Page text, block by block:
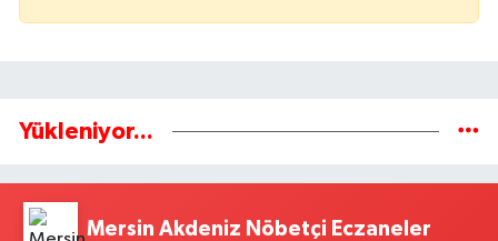
Yükleniyor...
Mersin Akdeniz Nöbetçi Eczaneler